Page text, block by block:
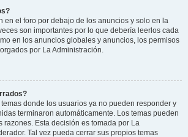
en el foro por debajo de los anuncios y solo en la
son importantes por lo que debería leerlos cada
en los anuncios globales y anuncios, los permisos
por La Administración.
donde los usuarios ya no pueden responder y
terminaron automáticamente. Los temas pueden
razones. Esta decisión es tomada por La
Tal vez pueda cerrar sus propios temas